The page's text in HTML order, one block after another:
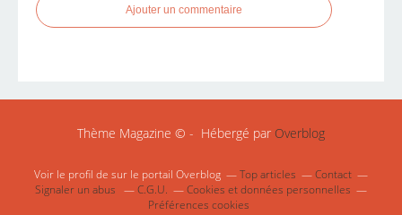
Ajouter un commentaire
Thème Magazine © - Hébergé par Overblog
Voir le profil de sur le portail Overblog Top articles
Contact
Signaler un abus
C.G.U.
Cookies et données personnelles
Préférences cookies